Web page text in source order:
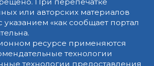
или авторских материалов
указанием «как сообщает портал
ресурсе применяются
технологии
технологии предоставления